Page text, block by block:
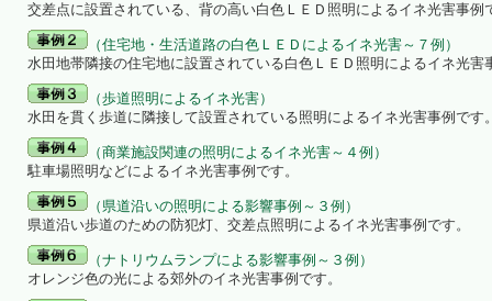
交差点に設置されている、背の高い白色ＬＥＤ照明によるイネ光害事例
（住宅地・生活道路の白色ＬＥＤによるイネ光害～７例）
水田地帯隣接の住宅地に設置されている白色ＬＥＤ照明によるイネ光害
（歩道照明によるイネ光害）
水田を貫く歩道に隣接して設置されている照明によるイネ光害事例です
（商業施設関連の照明によるイネ光害～４例）
駐車場照明などによるイネ光害事例です。
（県道沿いの照明による影響事例～３例）
県道沿い歩道のための防犯灯、交差点照明によるイネ光害事例です。
（ナトリウムランプによる影響事例～３例）
オレンジ色の光による郊外のイネ光害事例です。